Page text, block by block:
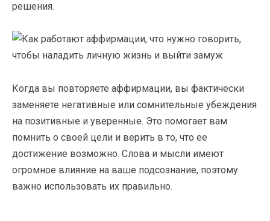
решения.
Когда вы повторяете аффирмации, вы фактически
заменяете негативные или сомнительные убеждения
на позитивные и уверенные. Это помогает вам
помнить о своей цели и верить в то, что ее
достижение возможно. Слова и мысли имеют
огромное влияние на ваше подсознание, поэтому
важно использовать их правильно.